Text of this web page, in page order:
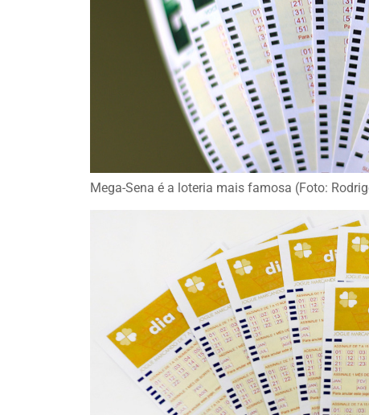
Mega-Sena é a loteria mais famosa (Foto: